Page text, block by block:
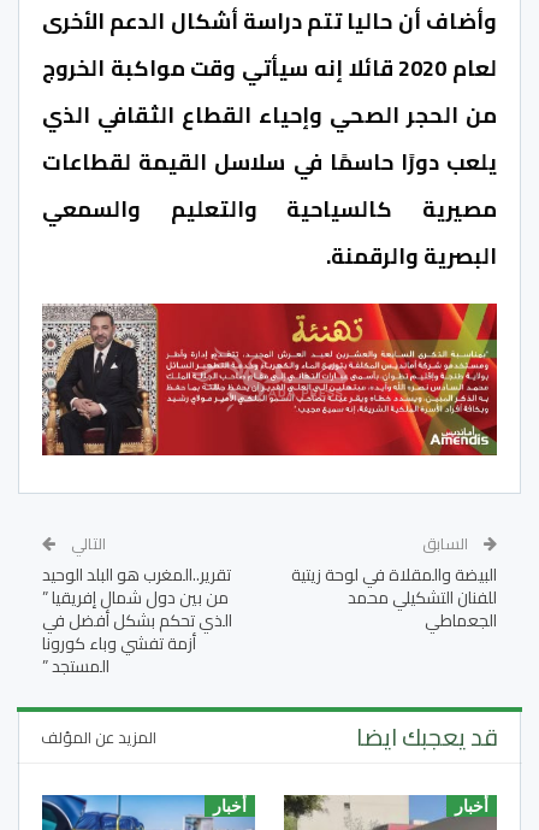
وأضاف أن حاليا تتم دراسة أشكال الدعم الأخرى
لعام 2020 قائلا إنه سيأتي وقت مواكبة⁩ الخروج
من الحجر الصحي وإحياء القطاع الثقافي الذي
يلعب دورًا حاسمًا في سلاسل القيمة لقطاعات
مصيرية كالسياحية والتعليم والسمعي
البصرية والرقمنة.
السابق
البيضة والمقلاة في لوحة زيتية
للفنان التشكيلي محمد
الجعماطي
التالي
تقرير..المغرب هو البلد الوحيد
من بين دول شمال إفريقيا ”
الذي تحكم بشكل أفضل في
أزمة تفشي وباء كورونا
المستجد ”
قد يعجبك ايضا المزيد عن المؤلف
أخبار أخبار